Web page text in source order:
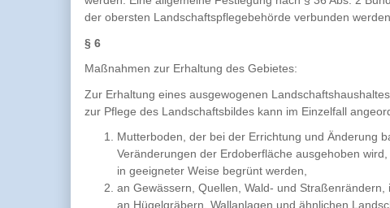
der obersten Landschaftspflegebehörde verbunden werden.
§ 6
Maßnahmen zur Erhaltung des Gebietes:
Zur Erhaltung eines ausgewogenen
zur Pflege des Landschaftsbildes kann im Einzelfall
Mutterboden, der bei der Errichtung und Änderung
Veränderungen der Erdoberfläche ausgehoben
in geeigneter Weise begrünt werden,
an Gewässern, Quellen, Wald- und
an Hügelgräbern, Wallanlagen und ähnlichen